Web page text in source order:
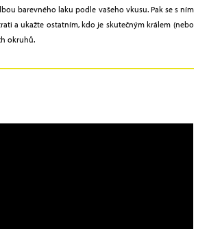
barevného laku podle vašeho vkusu. Pak se s ním
a ukažte ostatním, kdo je skutečným králem (nebo
okruhů.